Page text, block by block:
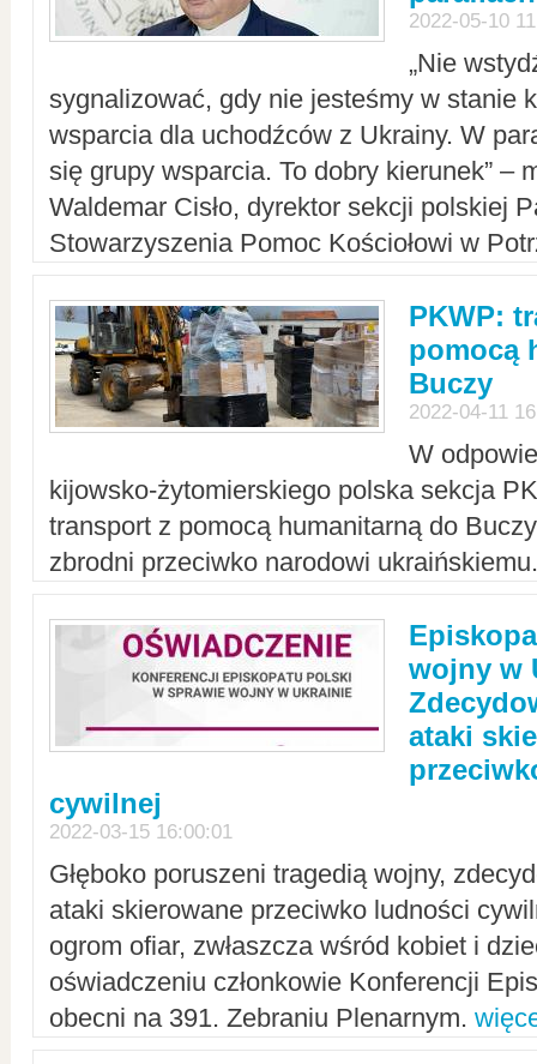
2022-05-10
„Nie
sygnalizować, gdy nie jesteśmy w stanie
wsparcia dla uchodźców z Ukrainy. W
się grupy wsparcia. To dobry kierunek” –
Waldemar Cisło, dyrektor sekcji polskiej
Stowarzyszenia Pomoc Kościołowi w
PKWP:
pomocą
Buczy
2022-04-11
W
kijowsko-żytomierskiego polska sekcja
transport z pomocą humanitarną do
zbrodni przeciwko narodowi
wojny w
ataki
cywilnej
2022-03-15 16:00:01
Głęboko poruszeni tragedią wojny,
ataki skierowane przeciwko ludności
ogrom ofiar, zwłaszcza wśród kobiet i
oświadczeniu członkowie Konferencji
obecni na 391. Zebraniu Plenarnym.